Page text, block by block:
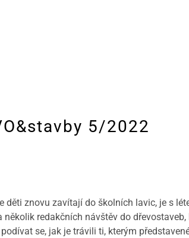
5/2022
děti znovu zavítají do školních lavic, je s
několik redakčních návštěv do
se, jak je trávili ti, kterým